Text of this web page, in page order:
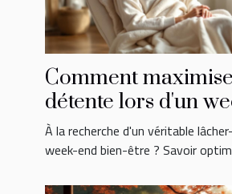
Comment
détente lors d'un
bien-être ?
À la recherche d'un véritable
week-end bien-être ? Savoir